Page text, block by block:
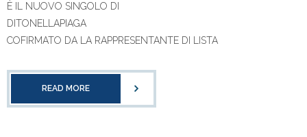
È IL NUOVO SINGOLO DI
DITONELLAPIAGA
COFIRMATO DA LA RAPPRESENTANTE DI LISTA
READ MORE